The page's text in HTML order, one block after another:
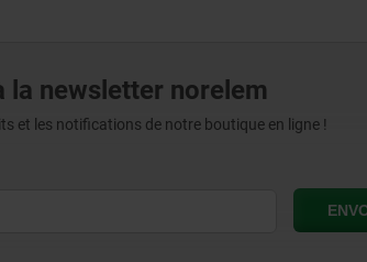
la newsletter norelem
et les notifications de notre boutique en ligne !